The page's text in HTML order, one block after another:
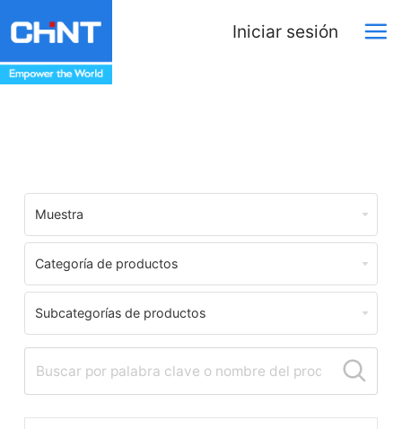
Iniciar sesión
Muestra
Categoría de productos
Subcategorías de productos